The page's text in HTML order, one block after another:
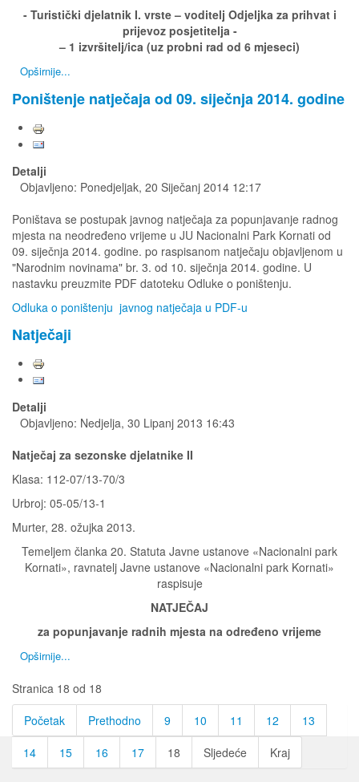
- Turistički djelatnik I. vrste – voditelj Odjeljka za prihvat i
prijevoz posjetitelja -
– 1 izvršitelj/ica (uz probni rad od 6 mjeseci)
Opširnije...
Poništenje natječaja od 09. siječnja 2014. godine
Detalji
Objavljeno: Ponedjeljak, 20 Siječanj 2014 12:17
Poništava se postupak javnog natječaja za popunjavanje radnog
mjesta na neodređeno vrijeme u JU Nacionalni Park Kornati od
09. siječnja 2014. godine. po raspisanom natječaju objavljenom u
"Narodnim novinama" br. 3. od 10. siječnja 2014. godine. U
nastavku preuzmite PDF datoteku Odluke o poništenju.
Odluka o poništenju javnog natječaja u PDF-u
Natječaji
Detalji
Objavljeno: Nedjelja, 30 Lipanj 2013 16:43
Natječaj za sezonske djelatnike II
Klasa: 112-07/13-70/3
Urbroj: 05-05/13-1
Murter, 28. ožujka 2013.
Temeljem članka 20. Statuta Javne ustanove «Nacionalni park
Kornati», ravnatelj Javne ustanove «Nacionalni park Kornati»
raspisuje
NATJEČAJ
za popunjavanje radnih mjesta na određeno vrijeme
Opširnije...
Stranica 18 od 18
Početak
Prethodno 9 10 11 12
13
14
15 16 17 18 Sljedeće Kraj